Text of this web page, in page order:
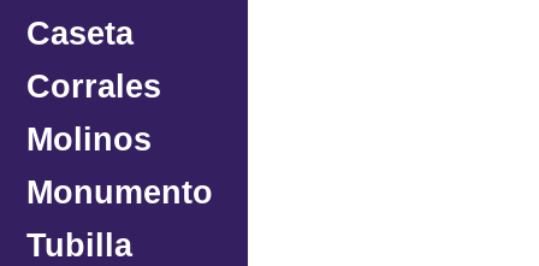
Caseta
Corrales
Molinos
Monumento
Tubilla